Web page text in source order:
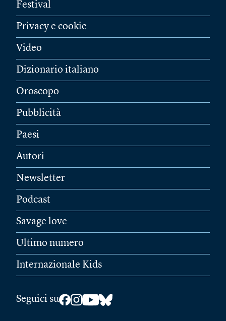
Festival
Privacy e cookie
Video
Dizionario italiano
Oroscopo
Pubblicità
Paesi
Autori
Newsletter
Podcast
Savage love
Ultimo numero
Internazionale Kids
Seguici su